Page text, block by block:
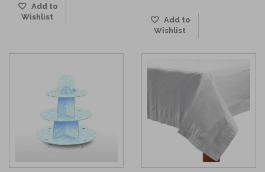
Add to
Wishlist
Add to
Wishlist